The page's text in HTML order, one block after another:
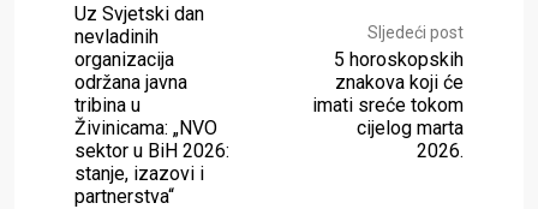
Uz Svjetski dan
nevladinih
organizacija
održana javna
tribina u
Živinicama: „NVO
sektor u BiH 2026:
stanje, izazovi i
partnerstva“
Sljedeći post
5 horoskopskih
znakova koji će
imati sreće tokom
cijelog marta
2026.